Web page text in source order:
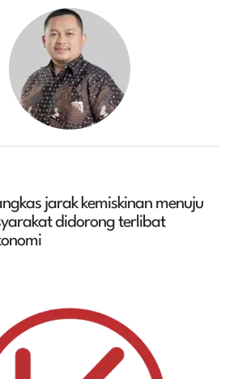
jarak kemiskinan menuju
didorong terlibat